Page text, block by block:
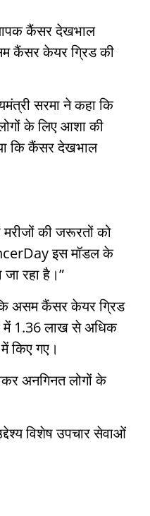
कैंसर देखभाल
कैंसर केयर ग्रिड की
सरमा ने कहा कि
के लिए आशा की
कि कैंसर देखभाल
की जरूरतों को
इस मॉडल के
रहा है।”
असम कैंसर केयर ग्रिड
में 1.36 लाख से अधिक
किए गए।
अनगिनत लोगों के
विशेष उपचार सेवाओं